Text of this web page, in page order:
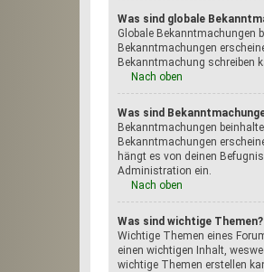
Was sind globale
Globale Bekanntmachungen
Bekanntmachungen
Bekanntmachung schreiben
Nach oben
Was sind
Bekanntmachungen
Bekanntmachungen
hängt es von deinen
Administration ein.
Nach oben
Was sind wichtige Themen?
Wichtige Themen eines
einen wichtigen Inhalt,
wichtige Themen erstellen